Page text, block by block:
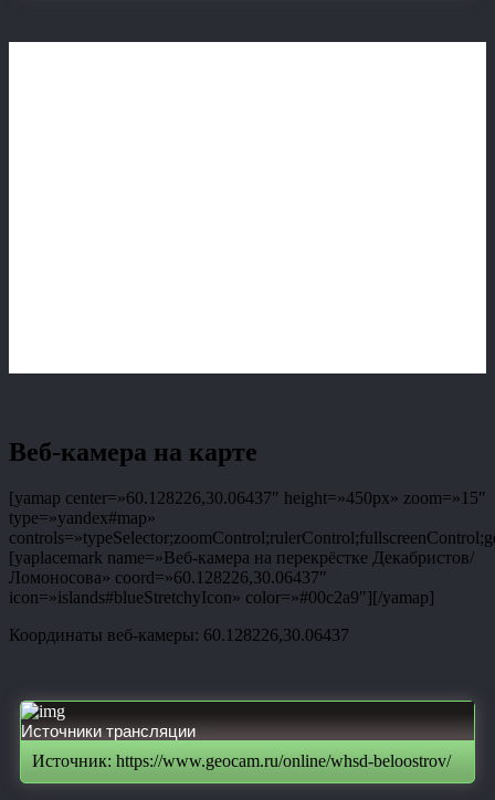
Веб-камера на карте
[yamap center=»60.128226,30.06437″ height=»450px» zoom=»15″
type=»yandex#map»
[yaplacemark name=»Веб-камера на перекрёстке Декабристов/
Ломоносова» coord=»60.128226,30.06437″
icon=»islands#blueStretchyIcon» color=»#00c2a9″][/yamap]
Координаты веб-камеры: 60.128226,30.06437
Источники трансляции
Источник: https://www.geocam.ru/online/whsd-beloostrov/